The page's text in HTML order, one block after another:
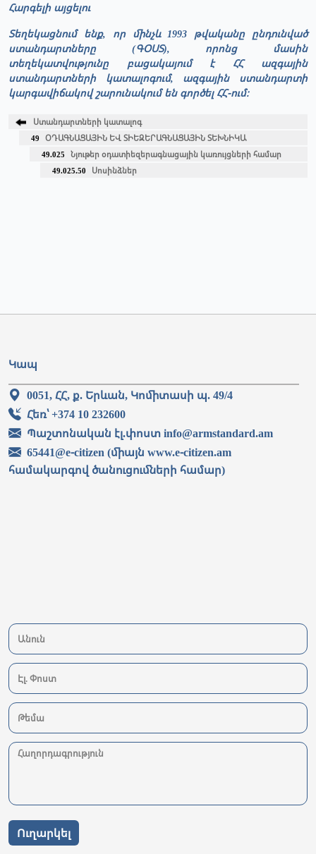
Հարգելի այցելու
Տեղեկացնում ենք, որ մինչև 1993 թվականը ընդունված
ստանդարտները (ԳՕՍՏ), որոնց մասին
տեղեկատվությունը բացակայում է ՀՀ ազգային
ստանդարտների կատալոգում, ազգային ստանդարտի
կարգավիճակով շարունակում են գործել ՀՀ-ում։
Ստանդարտների կատալոգ
49 ՕԴԱԳՆԱՑԱՅԻՆ ԵՎ ՏԻԵԶԵՐԱԳՆԱՑԱՅԻՆ ՏԵԽՆԻԿԱ
49.025 Նյութեր օդատիեզերագնացային կառույցների համար
49.025.50
Սոսինձներ
Կապ
0051, ՀՀ, ք. Երևան, Կոմիտասի պ. 49/4
Հեռ՝ +374 10 232600
Պաշտոնական էլ.փոստ info@armstandard.am
65441@e-citizen (միայն www.e-citizen.am
համակարգով ծանուցումների համար)
Ուղարկել